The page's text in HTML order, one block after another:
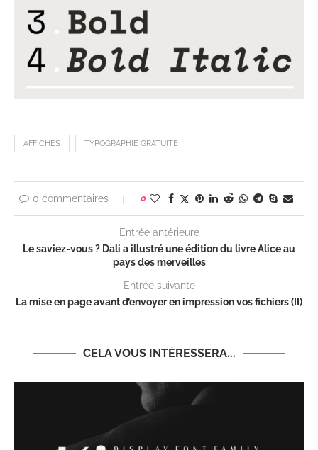
AFFICHES TYPOGRAPHIE GRATUITE
0 commentaires 0
Entrée antérieure
Le saviez-vous ? Dali a illustré une édition du livre Alice au
pays des merveilles
Entrée suivante
La mise en page avant d’envoyer en impression vos fichiers (II)
CELA VOUS INTÉRESSERA...